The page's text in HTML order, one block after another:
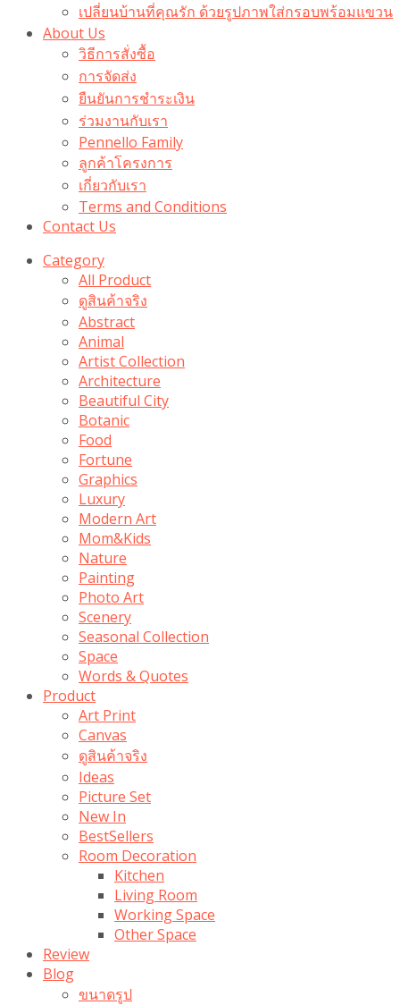
เปลี่ยนบ้านที่คุณรัก ด้วยรูปภาพใส่กรอบพร้อมแขวน​
About Us
วิธีการสั่งซื้อ
การจัดส่ง
ยืนยันการชำระเงิน
ร่วมงานกับเรา
Pennello Family
ลูกค้าโครงการ
เกี่ยวกับเรา
Terms and Conditions
Contact Us
Category
All Product
ดูสินค้าจริง
Abstract
Animal
Artist Collection
Architecture
Beautiful City
Botanic
Food
Fortune
Graphics
Luxury
Modern Art
Mom&Kids
Nature
Painting
Photo Art
Scenery
Seasonal Collection
Space
Words & Quotes
Product
Art Print
Canvas
ดูสินค้าจริง
Ideas
Picture Set
New In
BestSellers
Room Decoration
Kitchen
Living Room
Working Space
Other Space
Review
Blog
ขนาดรูป